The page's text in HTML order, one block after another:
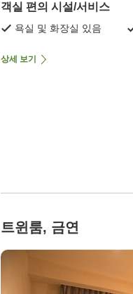
객실 편의 시설/서비스
욕실 및 화장실 있음
상세 보기
트윈룸, 금연